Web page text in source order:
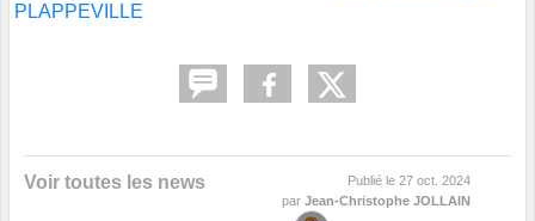
PLAPPEVILLE
Voir toutes les news Publié le 27 oct. 2024
par Jean-Christophe JOLLAIN